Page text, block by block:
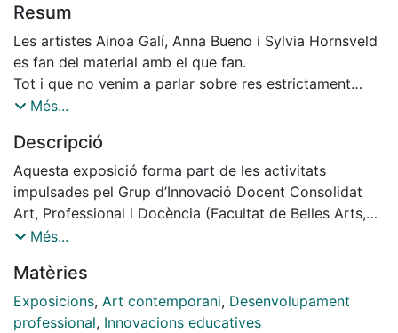
Resum
Les artistes Ainoa Galí, Anna Bueno i Sylvia Hornsveld
es fan del material amb el que fan.
Tot i que no venim a parlar sobre res estrictament
definit, si que reflexionem sobre la relació que reuneix
d’uns sentits i processos creatius lineals i definits.
L’exposició Fe d’errades, (i altres formes d’inquietud)
es vol presentar com un toc d’atenció amb el que
situar-nos a diversos llocs a la vegada, des dels que
poder percebre altres formes de fer amb el material i
contradiccions.
Es tracta de tres investigacions que s’entrelliguen
entre sí per la forma en que proposen els seus
Més...
Descripció
Aquesta exposició forma part de les activitats
impulsades pel Grup d’Innovació Docent Consolidat
Art, Professional i Docència (Facultat de Belles Arts,
UB)Més...
Matèries
Exposicions, Art contemporani, Desenvolupament
professional, Innovacions educatives